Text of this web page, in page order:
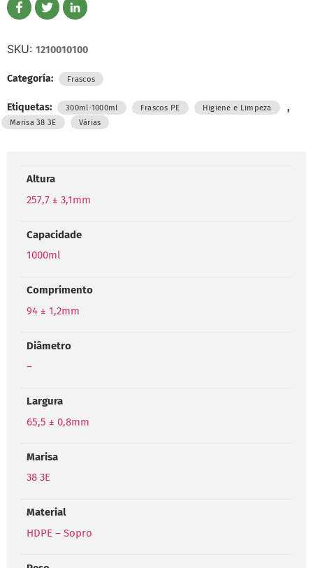
SKU: 1210010100
Categoría: Frascos
Etiquetas: 300ml-1000ml , Frascos PE , Higiene e Limpeza ,
Marisa 38 3E , Várias
Altura
257,7 ± 3,1mm
Capacidade
1000ml
Comprimento
94 ± 1,2mm
Diâmetro
–
Largura
65,5 ± 0,8mm
Marisa
38 3E
Material
HDPE – Sopro